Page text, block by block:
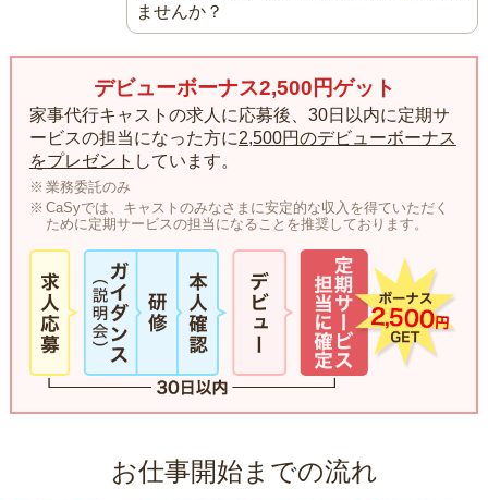
ませんか？
デビューボーナス2,500円ゲット
家事代行キャストの求人に応募後、30日以内に定期サ
ービスの担当になった方に2,500円のデビューボーナス
をプレゼント しています。
業務委託のみ
CaSyでは、キャストのみなさまに安定的な収入を得ていただく
ために定期サービスの担当になることを推奨しております。
お仕事開始までの流れ